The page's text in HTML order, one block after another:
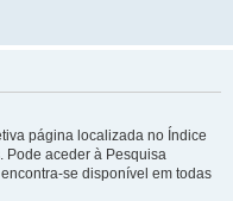
página localizada no Índice
Pode aceder à Pesquisa
se disponível em todas